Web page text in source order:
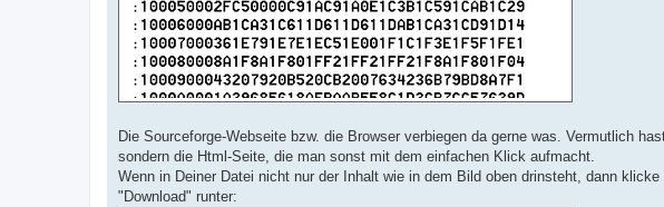
Die Sourceforge-Webseite bzw. die Browser verbiegen da gerne was. Vermutlich
sondern die Html-Seite, die man sonst mit dem einfachen Klick aufmacht.
Wenn in Deiner Datei nicht nur der Inhalt wie in dem Bild oben drinsteht, dann
"Download" runter: